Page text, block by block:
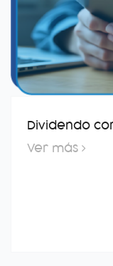
Dividendo
Ver más